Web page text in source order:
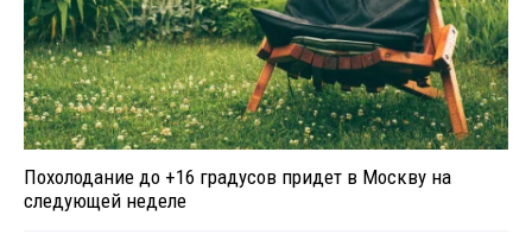
Похолодание до +16 градусов придет в Москву на
следующей неделе